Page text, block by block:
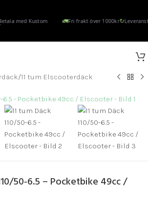
med Kustom 🚛Fri frakt över 1000kr↻
/11 tum Elscooterdäck
50-6.5 – Pocketbike 49cc /